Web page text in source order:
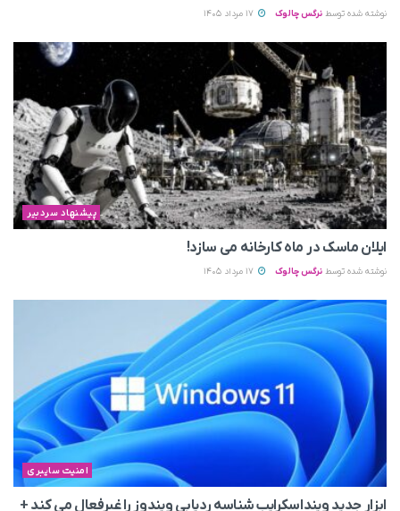
نوشته شده توسط نرگس چالوک
پیشنهاد سردبیر
ایلان ماسک در ماه کارخانه می سازد!
نوشته شده توسط نرگس چالوک
امنیت سایبری
ابزار جدید وینداسکرایب شناسه ردیابی ویندوز را غیرفعال می‌ کند +